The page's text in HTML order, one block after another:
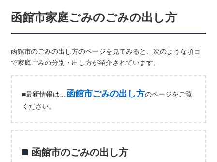
函館市家庭ごみのごみの出し方
函館市のごみの出し方のページを見てみると、次のような項目
で家庭ごみの分別・出し方が紹介されています。
■最新情報は… 函館市ごみの出し方のページをご覧
ください。
函館市のごみの出し方